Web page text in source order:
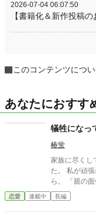
2026-07-04 06:07:50
【書籍化＆新作投稿の
このコンテンツにつ
あなたにおすす
犠牲になっ
椿蛍
家族に尽くし
た。 私が頑
ら。 「親の面倒を見るのは当たり前。恩を着せられてもね」 「お
姉様が婚期を逃した
しても、私は
恋愛 連載中 長編